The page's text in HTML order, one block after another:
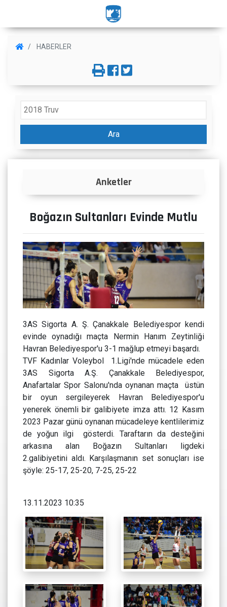
HABERLER
Ara
Anketler
Boğazın Sultanları Evinde Mutlu
3AS Sigorta A. Ş. Çanakkale Belediyespor kendi
evinde oynadığı maçta Nermin Hanım Zeytinliği
Havran Belediyespor'u 3-1 mağlup etmeyi başardı.
TVF Kadınlar Voleybol 1.Ligi'nde mücadele eden
3AS Sigorta A.Ş. Çanakkale Belediyespor,
Anafartalar Spor Salonu'nda oynanan maçta üstün
bir oyun sergileyerek Havran Belediyespor'u
yenerek önemli bir galibiyete imza attı. 12 Kasım
2023 Pazar günü oynanan mücadeleye kentlilerimiz
de yoğun ilgi gösterdi. Taraftarın da desteğini
arkasına alan Boğazın Sultanları ligdeki
2.galibiyetini aldı. Karşılaşmanın set sonuçları ise
şöyle: 25-17, 25-20, 7-25, 25-22
13.11.2023 10:35